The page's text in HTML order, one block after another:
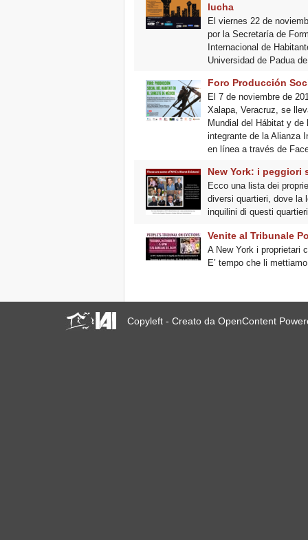
lucha
El viernes 22 de
por la Secretaría de
Internacional de
Universidad de Padua
Foro Producción
El 7 de noviembre de
Xalapa, Veracruz, se
Mundial del Hábitat y
integrante de la Alianza
en línea a través de
New York: i peggiori
Ecco una lista dei
diversi quartieri, dove la
inquilini di questi
Venite al Tribunale
A New York i proprietari
E’ tempo che li
Copyleft - Creato da OpenContent